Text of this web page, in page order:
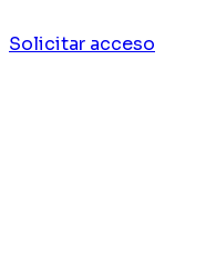
Solicitar acceso